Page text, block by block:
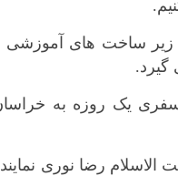
مازندران
هرمزگان
زیر ساخت های آموزشی
گیرد.
۹ خرداد ماه برای انجام سفری یک روزه به
رضا نوری